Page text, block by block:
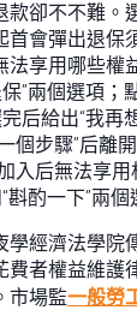
款卻不不難。
首會彈出退保
法享用哪些權
”兩個選項；
后給出“我再
個步驟”后離
入后無法享
斟酌一下”兩個
學經濟法學院
費者權益維護
市場監一般勞